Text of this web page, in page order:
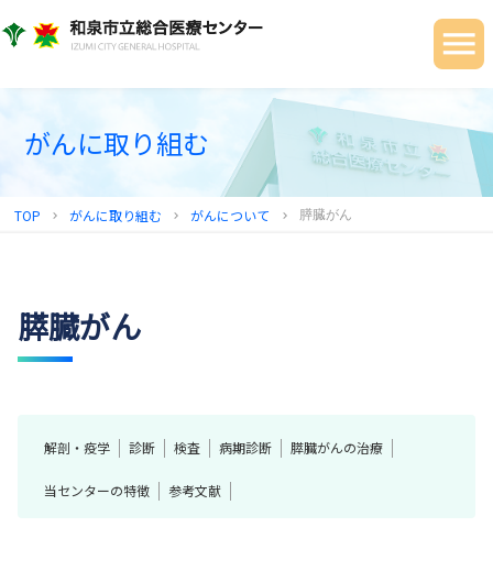
地域連携センター
がんに取り組む
TOP chevron_right がんに取り組む chevron_right がんについて chevron_right 膵臓がん
膵臓がん
解剖・疫学 診断 検査 病期診断 膵臓がんの治療
当センターの特徴 参考文献